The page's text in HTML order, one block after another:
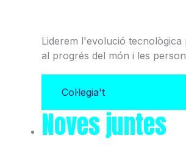
Liderem l'evolució tecnològica
al progrés del món i les
Col·legia't
Noves juntes